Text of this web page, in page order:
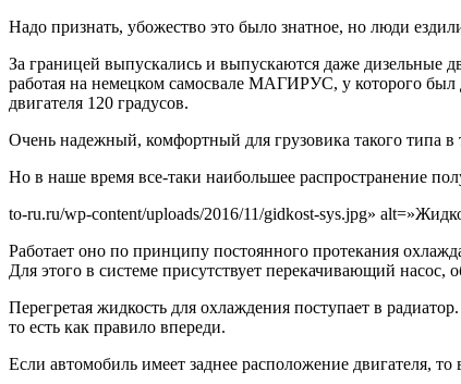
Надо признать, убожество это было знатное, но люди
За границей выпускались и выпускаются даже дизельные
работая на немецком самосвале МАГИРУС, у которого был
двигателя 120 градусов.
Очень надежный, комфортный для грузовика такого типа
Но в наше время все-таки наибольшее распространение
to-ru.ru/wp-content/uploads/2016/11/gidkost-sys.jpg»
Работает оно по принципу постоянного протекания
Для этого в системе присутствует перекачивающий
Перегретая жидкость для охлаждения поступает в
то есть как правило впереди.
Если автомобиль имеет заднее расположение двигателя, то